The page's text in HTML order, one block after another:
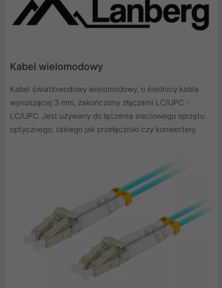
Kabel wielomodowy
Kabel światłowodowy wielomodowy, o średnicy kabla
wynoszącej 3 mm, zakończony złączami LC/UPC -
LC/UPC. Jest używany do łączenia sieciowego sprzętu
optycznego, takiego jak przełączniki czy konwertery.